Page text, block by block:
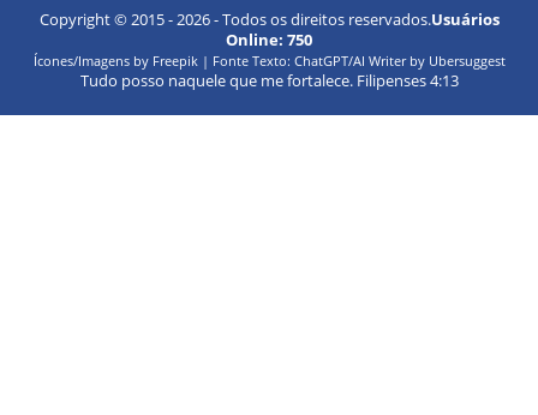
Copyright © 2015 -2026- Todos os direitos reservados.Usuários
Online: 750
Ícones/Imagens by Freepik | Fonte Texto: ChatGPT/AI Writer by Ubersuggest
Tudo posso naquele que me fortalece. Filipenses 4:13